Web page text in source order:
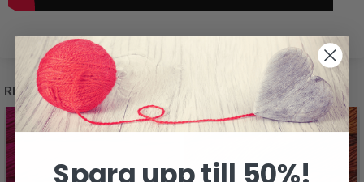
RELATERADE PRODUKTER
Spara upp till 50%!